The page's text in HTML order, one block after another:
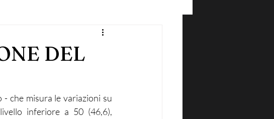
DEL
che misura le variazioni su
inferiore a 50 (46,6),